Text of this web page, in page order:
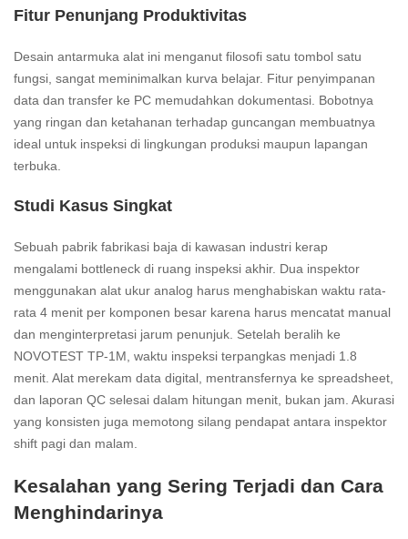
Fitur Penunjang Produktivitas
Desain antarmuka alat ini menganut filosofi satu tombol satu
fungsi, sangat meminimalkan kurva belajar. Fitur penyimpanan
data dan transfer ke PC memudahkan dokumentasi. Bobotnya
yang ringan dan ketahanan terhadap guncangan membuatnya
ideal untuk inspeksi di lingkungan produksi maupun lapangan
terbuka.
Studi Kasus Singkat
Sebuah pabrik fabrikasi baja di kawasan industri kerap
mengalami bottleneck di ruang inspeksi akhir. Dua inspektor
menggunakan alat ukur analog harus menghabiskan waktu rata-
rata 4 menit per komponen besar karena harus mencatat manual
dan menginterpretasi jarum penunjuk. Setelah beralih ke
NOVOTEST TP-1M, waktu inspeksi terpangkas menjadi 1.8
menit. Alat merekam data digital, mentransfernya ke spreadsheet,
dan laporan QC selesai dalam hitungan menit, bukan jam. Akurasi
yang konsisten juga memotong silang pendapat antara inspektor
shift pagi dan malam.
Kesalahan yang Sering Terjadi dan Cara
Menghindarinya